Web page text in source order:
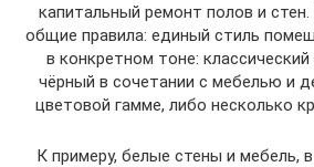
капитальный ремонт полов и
общие правила: единый стиль
в конкретном тоне:
чёрный в сочетании с мебелью и
цветовой гамме, либо несколько
К примеру, белые стены и мебель,